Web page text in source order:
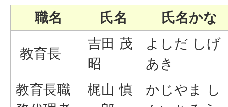
職名
氏名 氏名かな
教育長
吉田 茂
昭
よしだ しげ
あき
教育長職
梶山 慎
かじやま し